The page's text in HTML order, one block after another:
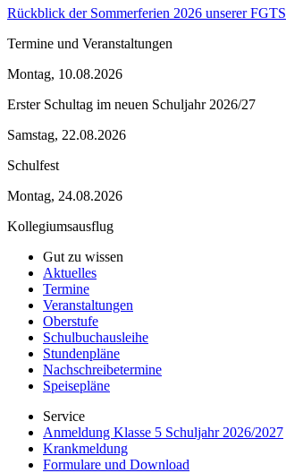
Rückblick der Sommerferien 2026 unserer FGTS
Termine und Veranstaltungen
Montag, 10.08.2026
Erster Schultag im neuen Schuljahr 2026/27
Samstag, 22.08.2026
Schulfest
Montag, 24.08.2026
Kollegiumsausflug
Gut zu wissen
Aktuelles
Termine
Veranstaltungen
Oberstufe
Schulbuchausleihe
Stundenpläne
Nachschreibetermine
Speisepläne
Service
Anmeldung Klasse 5 Schuljahr 2026/2027
Krankmeldung
Formulare und Download